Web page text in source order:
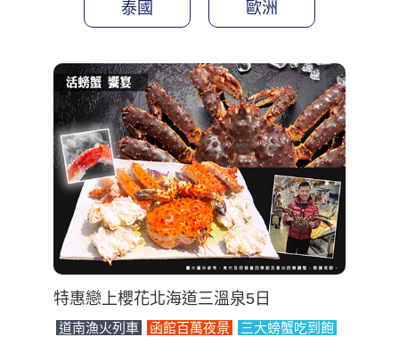
泰國 歐洲
特惠戀上櫻花北海道三溫泉5日
道南漁火列車 函館百萬夜景 三大螃蟹吃到飽